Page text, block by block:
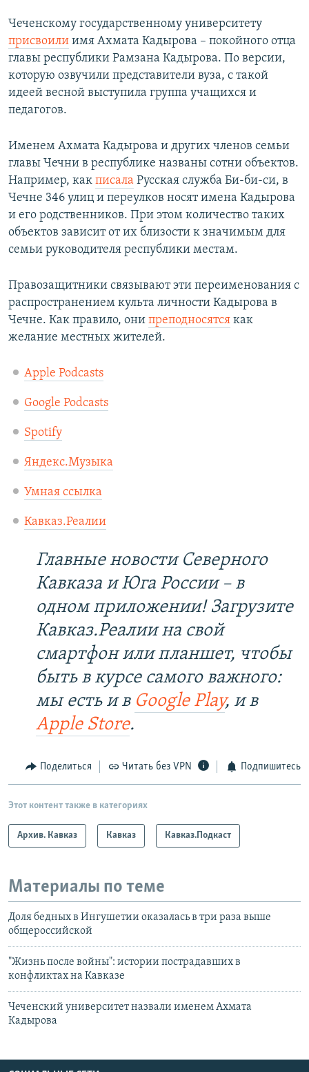
Чеченскому государственному университету
присвоили имя Ахмата Кадырова – покойного отца
главы республики Рамзана Кадырова. По версии,
которую озвучили представители вуза, с такой
идеей весной выступила группа учащихся и
педагогов.
Именем Ахмата Кадырова и других членов семьи
главы Чечни в республике названы сотни объектов.
Например, как писала Русская служба Би-би-си, в
Чечне 346 улиц и переулков носят имена Кадырова
и его родственников. При этом количество таких
объектов зависит от их близости к значимым для
семьи руководителя республики местам.
Правозащитники связывают эти переименования с
распространением культа личности Кадырова в
Чечне. Как правило, они преподносятся как
желание местных жителей.
Apple Podcasts
Google Podcasts
Spotify
Яндекс.Музыка
Умная ссылка
Кавказ.Реалии
Главные новости Северного
Кавказа и Юга России – в
одном приложении! Загрузите
Кавказ.Реалии на свой
смартфон или планшет, чтобы
быть в курсе самого важного:
мы есть и в Google Play, и в
Apple Store.
Поделиться Читать без VPN Подпишитесь
Этот контент также в категориях
Архив. Кавказ Кавказ Кавказ.Подкаст
Материалы по теме
Доля бедных в Ингушетии оказалась в три раза выше
общероссийской
"Жизнь после войны": истории пострадавших в
конфликтах на Кавказе
Чеченский университет назвали именем Ахмата
Кадырова